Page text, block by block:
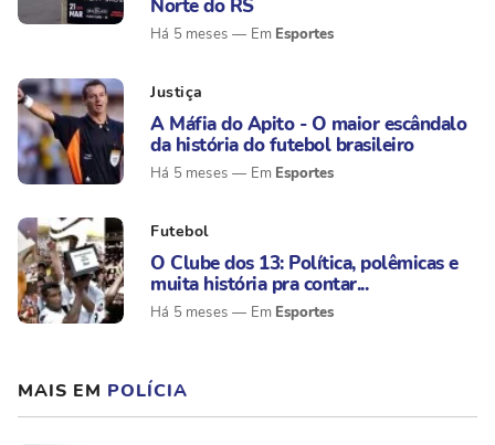
Norte do RS
Há 5 meses Esportes
Justiça
A Máfia do Apito - O maior escândalo
da história do futebol brasileiro
Há 5 meses Esportes
Futebol
O Clube dos 13: Política, polêmicas e
muita história pra contar...
Há 5 meses Esportes
MAIS EM POLÍCIA